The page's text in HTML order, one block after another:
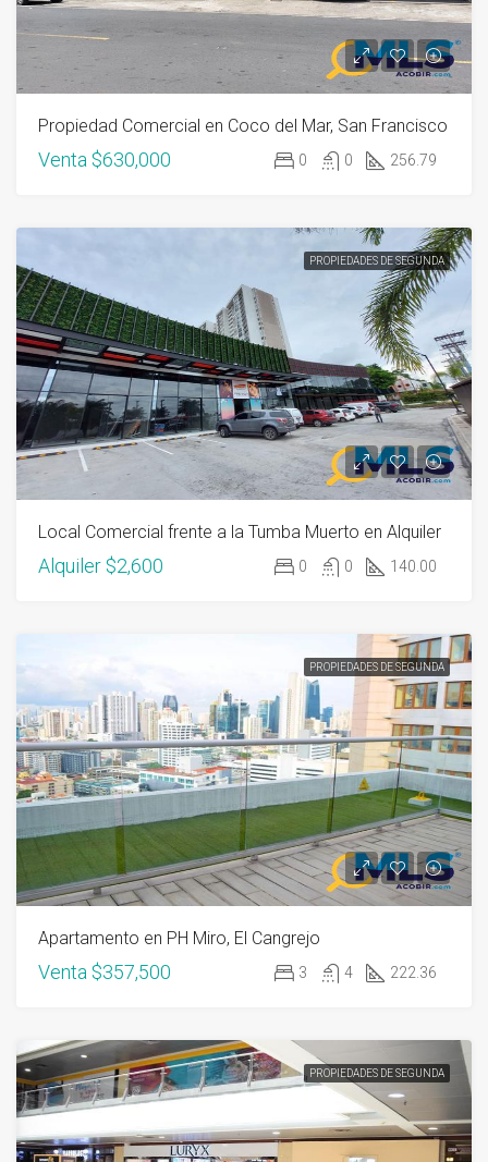
Propiedad Comercial en Coco del Mar, San Francisco
Venta $630,000 0 0 256.79
PROPIEDADES DE SEGUNDA
Local Comercial frente a la Tumba Muerto en Alquiler
Alquiler $2,600 0 0 140.00
PROPIEDADES DE SEGUNDA
Apartamento en PH Miro, El Cangrejo
Venta $357,500 3 4 222.36
PROPIEDADES DE SEGUNDA